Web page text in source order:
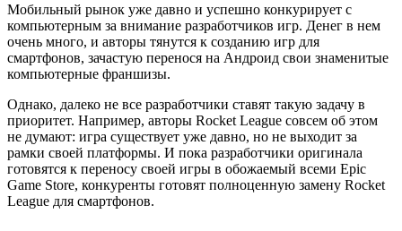
Мобильный рынок уже давно и успешно конкурирует с
компьютерным за внимание разработчиков игр. Денег в нем
очень много, и авторы тянутся к созданию игр для
смартфонов, зачастую перенося на Андроид свои знаменитые
компьютерные франшизы.
Однако, далеко не все разработчики ставят такую задачу в
приоритет. Например, авторы Rocket League совсем об этом
не думают: игра существует уже давно, но не выходит за
рамки своей платформы. И пока разработчики оригинала
готовятся к переносу своей игры в обожаемый всеми Epic
Game Store, конкуренты готовят полноценную замену Rocket
League для смартфонов.